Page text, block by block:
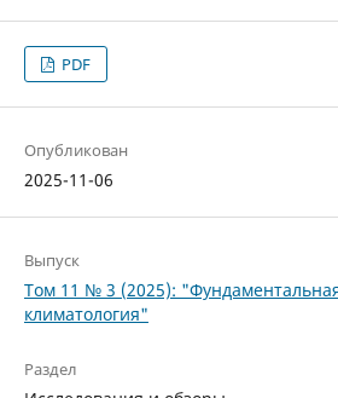
PDF
Опубликован
2025-11-06
Выпуск
Том 11 № 3 (2025):
климатология"
Раздел